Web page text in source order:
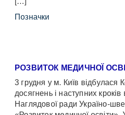
Позначки
РОЗВИТОК МЕДИЧНОЇ
3 грудня у м. Київ відбулася
досягнень і наступних
Наглядової ради Україно-